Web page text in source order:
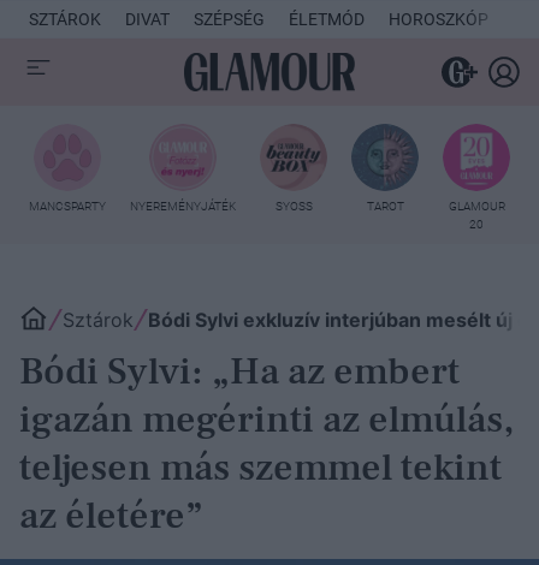
SZTÁROK DIVAT SZÉPSÉG ÉLETMÓD HOROSZKÓP
MANCSPARTY NYEREMÉNYJÁTÉK SYOSS TAROT
GLAMOUR
20
Sztárok Bódi Sylvi exkluzív interjúban mesélt új
Bódi Sylvi: „Ha az embert
igazán megérinti az elmúlás,
teljesen más szemmel tekint
az életére”